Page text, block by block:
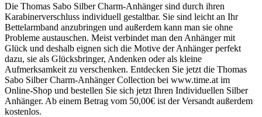
Die Thomas Sabo Silber Charm-Anhänger sind durch ihren
Karabinerverschluss individuell gestaltbar. Sie sind leicht an Ihr
Bettelarmband anzubringen und außerdem kann man sie ohne
Probleme austauschen. Meist verbindet man den Anhänger mit
Glück und deshalb eignen sich die Motive der Anhänger perfekt
dazu, sie als Glücksbringer, Andenken oder als kleine
Aufmerksamkeit zu verschenken. Entdecken Sie jetzt die Thomas
Sabo Silber Charm-Anhänger Collection bei www.time.at im
Online-Shop und bestellen Sie sich jetzt Ihren Individuellen Silber
Anhänger. Ab einem Betrag vom 50,00€ ist der Versandt außerdem
kostenlos.